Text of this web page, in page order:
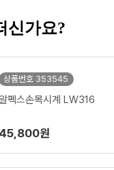
신가요?
상품번호 353545
알펙스손목시계 LW316
45,800원